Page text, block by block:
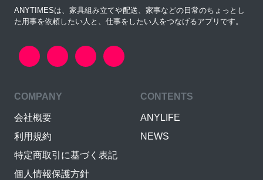
ANYTIMESは、家具組み立てや配送、家事などの日常のちょっとし
た用事を依頼したい人と、仕事をしたい人をつなげるアプリです。
COMPANY
会社概要
利用規約
特定商取引に基づく表記
個人情報保護方針
CONTENTS
ANYLIFE
NEWS